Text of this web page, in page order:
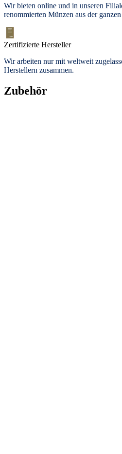
Wir bieten online und in unseren
renommierten Münzen aus der
Zertifizierte Hersteller
Wir arbeiten nur mit weltweit
Herstellern zusammen.
Zubehör